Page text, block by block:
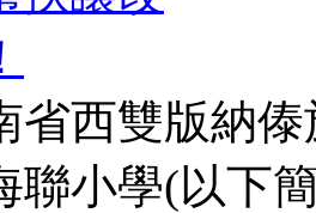
省西雙版納
聯小學(以下